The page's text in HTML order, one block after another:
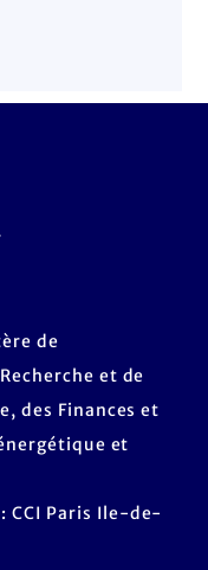
de
et de
des Finances et
et
CCI Paris Ile-de-